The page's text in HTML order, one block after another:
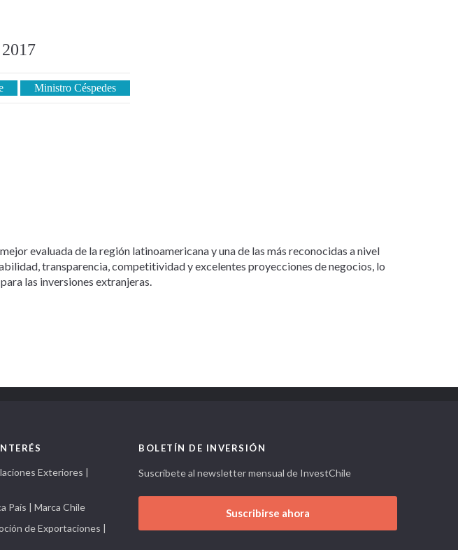
Ministro Céspedes
evaluada de la región latinoamericana y una de las más reconocidas a nivel
transparencia, competitividad y excelentes proyecciones de negocios, lo
las inversiones extranjeras.
Exteriores |
País | Marca Chile
de Exportaciones |
BOLETÍN DE INVERSIÓN
Suscríbete al newsletter mensual de InvestChile
Suscribirse ahora